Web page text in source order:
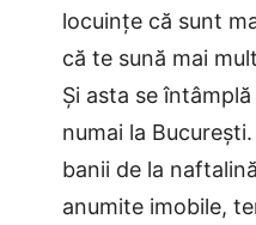
locuințe că sunt
că te sună mai
Și asta se
numai la
banii de la
anumite imobile,